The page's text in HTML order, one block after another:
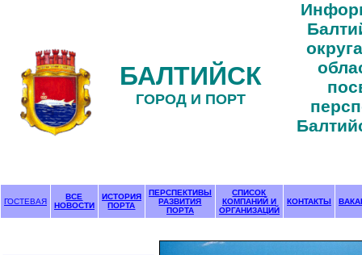
БАЛТИЙСК
ГОРОД И ПОРТ
ГОСТЕВАЯ
ВСЕ
НОВОСТИ
ИСТОРИЯ
ПОРТА
ПЕРСПЕКТИВЫ
РАЗВИТИЯ
ПОРТА
СПИСОК
КОМПАНИЙ И
ОРГАНИЗАЦИЙ
КОНТАКТЫ